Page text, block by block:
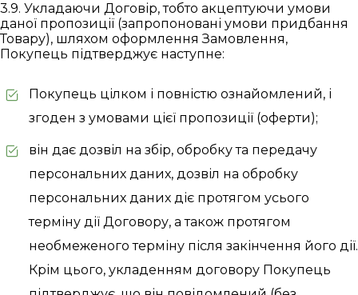
3.9. Укладаючи Договір, тобто акцептуючи умови
даної пропозиції (запропоновані умови придбання
Товару), шляхом оформлення Замовлення,
Покупець підтверджує наступне:
Покупець цілком і повністю ознайомлений, і
згоден з умовами цієї пропозиції (оферти);
він дає дозвіл на збір, обробку та передачу
персональних даних, дозвіл на обробку
персональних даних діє протягом усього
терміну дії Договору, а також протягом
необмеженого терміну після закінчення його дії.
Крім цього, укладенням договору Покупець